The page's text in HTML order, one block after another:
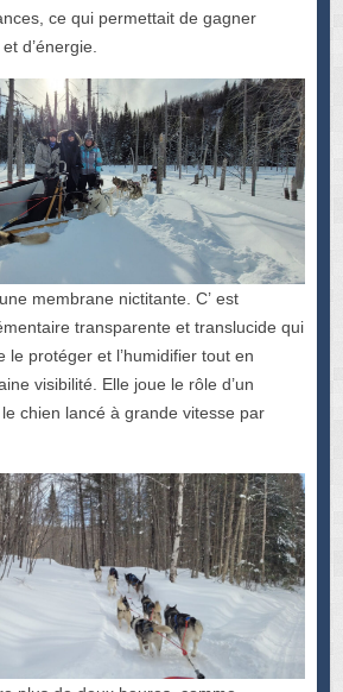
ce qui permettait de gagner
d’énergie.
membrane nictitante. C’ est
transparente et translucide qui
le protéger et l’humidifier tout en
visibilité. Elle joue le rôle d’un
chien lancé à grande vitesse par